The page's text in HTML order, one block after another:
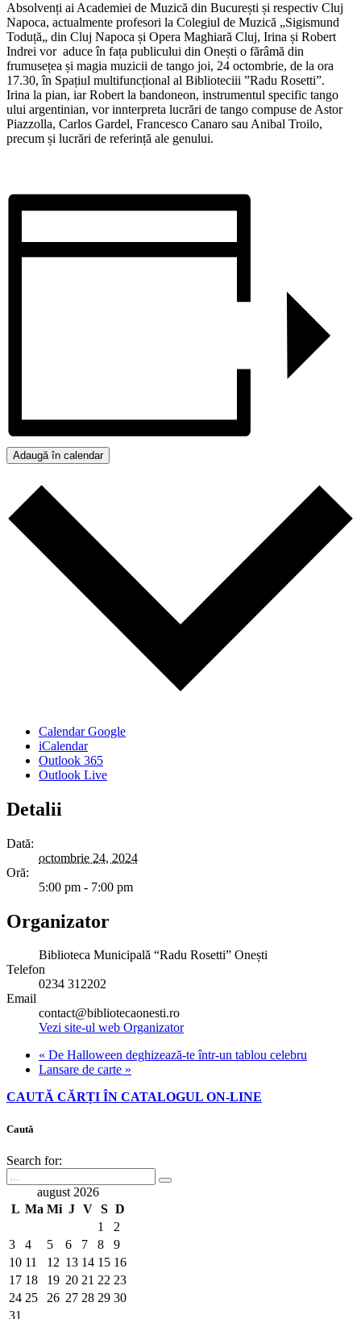
Absolvenți ai Academiei de Muzică din București și respectiv Cluj
Napoca, actualmente profesori la Colegiul de Muzică „Sigismund
Toduță„ din Cluj Napoca și Opera Maghiară Cluj, Irina și Robert
Indrei vor aduce în fața publicului din Onești o fărâmă din
frumusețea și magia muzicii de tango joi, 24 octombrie, de la ora
17.30, în Spațiul multifuncțional al Biblioteciii ”Radu Rosetti”.
Irina la pian, iar Robert la bandoneon, instrumentul specific tango
ului argentinian, vor innterpreta lucrări de tango compuse de Astor
Piazzolla, Carlos Gardel, Francesco Canaro sau Anibal Troilo,
precum și lucrări de referință ale genului.
Adaugă în calendar
Calendar Google
iCalendar
Outlook 365
Outlook Live
Detalii
Dată:
octombrie 24, 2024
Oră:
5:00 pm - 7:00 pm
Organizator
Biblioteca Municipală “Radu Rosetti” Onești
Telefon
0234 312202
Email
contact@bibliotecaonesti.ro
Vezi site-ul web Organizator
« De Halloween deghizează-te într-un tablou celebru
Lansare de carte »
CAUTĂ CĂRȚI ÎN CATALOGUL ON-LINE
Caută
Search for:
august 2026
L Ma Mi J V S D
1
2
3
4 5 6 7 8
9
10 11 12 13 14 15 16
17 18 19 20 21 22 23
24 25 26 27 28 29 30
31